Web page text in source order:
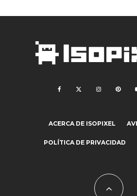
ACERCA DE ISOPIXEL
POLÍTICA DE PRIVACIDAD